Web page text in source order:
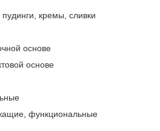
кремы, сливки
основе
основе
функциональные